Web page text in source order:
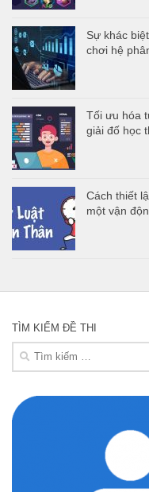
Sự khác
chơi hệ
Tối ưu hóa
giải đố học
Cách thiết
một vận
TÌM KIẾM ĐỀ THI
Tìm